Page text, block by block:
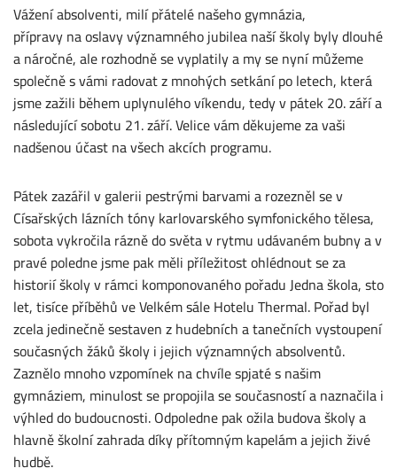
Vážení absolventi, milí přátelé našeho gymnázia,
přípravy na oslavy významného jubilea naší školy byly dlouhé
a náročné, ale rozhodně se vyplatily a my se nyní můžeme
společně s vámi radovat z mnohých setkání po letech, která
jsme zažili během uplynulého víkendu, tedy v pátek 20. září a
následující sobotu 21. září. Velice vám děkujeme za vaši
nadšenou účast na všech akcích programu.
Pátek zazářil v galerii pestrými barvami a rozezněl se v
Císařských lázních tóny karlovarského symfonického tělesa,
sobota vykročila rázně do světa v rytmu udávaném bubny a v
pravé poledne jsme pak měli příležitost ohlédnout se za
historií školy v rámci komponovaného pořadu Jedna škola, sto
let, tisíce příběhů ve Velkém sále Hotelu Thermal. Pořad byl
zcela jedinečně sestaven z hudebních a tanečních vystoupení
současných žáků školy i jejich významných absolventů.
Zaznělo mnoho vzpomínek na chvíle spjaté s našim
gymnáziem, minulost se propojila se současností a naznačila i
výhled do budoucnosti. Odpoledne pak ožila budova školy a
hlavně školní zahrada díky přítomným kapelám a jejich živé
hudbě.